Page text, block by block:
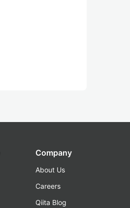
Company
About Us
Careers
Qiita Blog